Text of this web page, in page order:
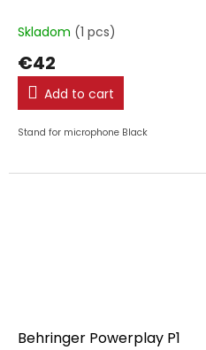
Skladom (1 pcs)
€42
Add to cart
Stand for microphone Black
Behringer Powerplay P1